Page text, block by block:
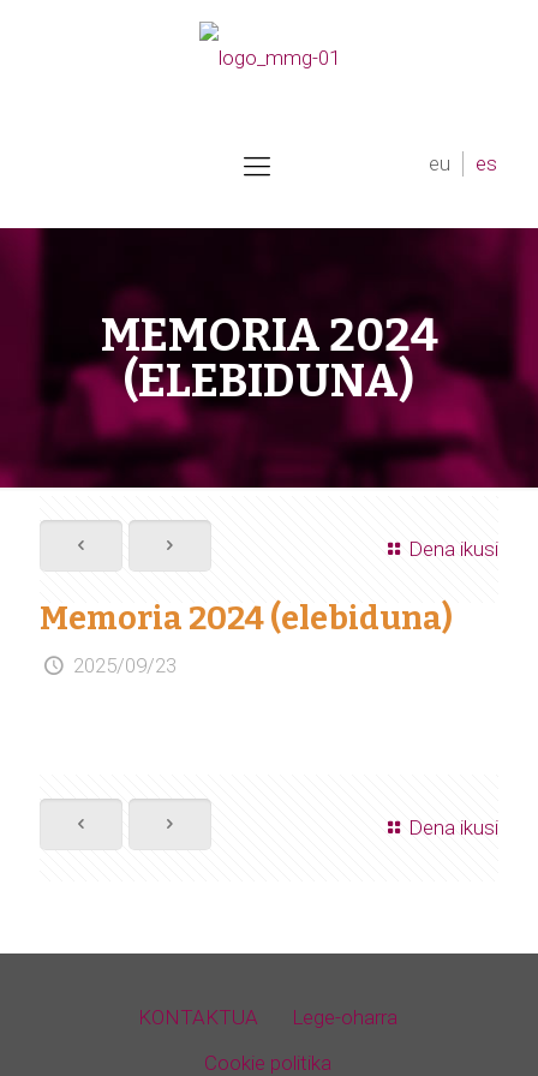
eu es
MEMORIA 2024
(ELEBIDUNA)
Dena ikusi
Memoria 2024 (elebiduna)
2025/09/23
Dena ikusi
KONTAKTUA
Lege-oharra
Cookie politika